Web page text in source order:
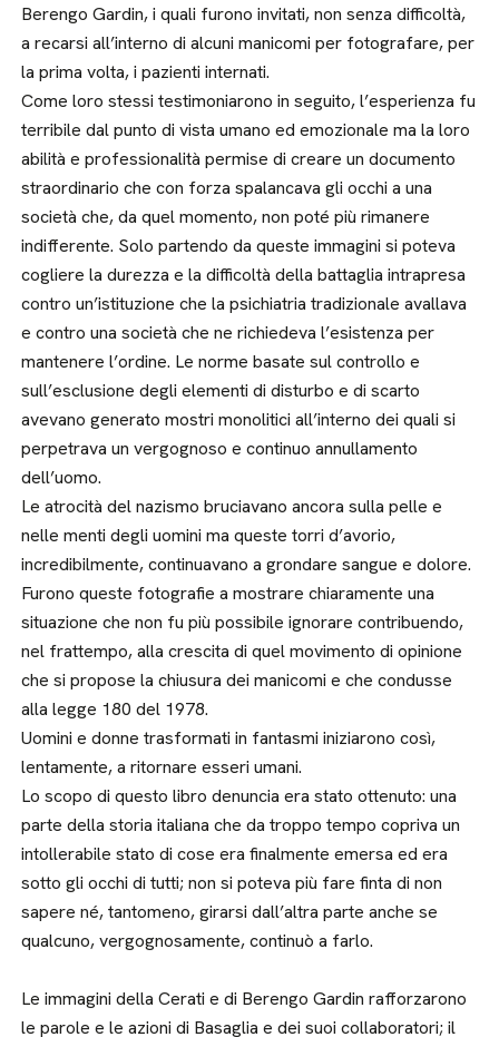
Berengo Gardin, i quali furono invitati, non senza difficoltà,
a recarsi all’interno di alcuni manicomi per fotografare, per
la prima volta, i pazienti internati.
Come loro stessi testimoniarono in seguito, l’esperienza fu
terribile dal punto di vista umano ed emozionale ma la loro
abilità e professionalità permise di creare un documento
straordinario che con forza spalancava gli occhi a una
società che, da quel momento, non poté più rimanere
indifferente. Solo partendo da queste immagini si poteva
cogliere la durezza e la difficoltà della battaglia intrapresa
contro un’istituzione che la psichiatria tradizionale avallava
e contro una società che ne richiedeva l’esistenza per
mantenere l’ordine. Le norme basate sul controllo e
sull’esclusione degli elementi di disturbo e di scarto
avevano generato mostri monolitici all’interno dei quali si
perpetrava un vergognoso e continuo annullamento
dell’uomo.
Le atrocità del nazismo bruciavano ancora sulla pelle e
nelle menti degli uomini ma queste torri d’avorio,
incredibilmente, continuavano a grondare sangue e dolore.
Furono queste fotografie a mostrare chiaramente una
situazione che non fu più possibile ignorare contribuendo,
nel frattempo, alla crescita di quel movimento di opinione
che si propose la chiusura dei manicomi e che condusse
alla legge 180 del 1978.
Uomini e donne trasformati in fantasmi iniziarono così,
lentamente, a ritornare esseri umani.
Lo scopo di questo libro denuncia era stato ottenuto: una
parte della storia italiana che da troppo tempo copriva un
intollerabile stato di cose era finalmente emersa ed era
sotto gli occhi di tutti; non si poteva più fare finta di non
sapere né, tantomeno, girarsi dall’altra parte anche se
qualcuno, vergognosamente, continuò a farlo.
Le immagini della Cerati e di Berengo Gardin rafforzarono
le parole e le azioni di Basaglia e dei suoi collaboratori; il